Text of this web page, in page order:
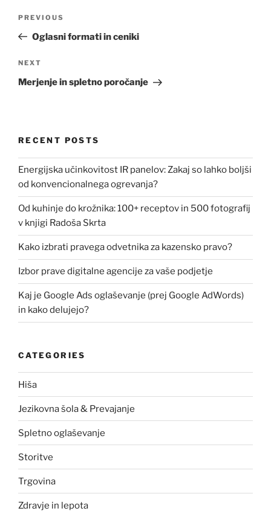
Previous
Post
PREVIOUS
Oglasni formati in ceniki
Next
Post
NEXT
Merjenje in spletno poročanje
RECENT POSTS
Energijska učinkovitost IR panelov: Zakaj so lahko boljši
od konvencionalnega ogrevanja?
Od kuhinje do krožnika: 100+ receptov in 500 fotografij
v knjigi Radoša Skrta
Kako izbrati pravega odvetnika za kazensko pravo?
Izbor prave digitalne agencije za vaše podjetje
Kaj je Google Ads oglaševanje (prej Google AdWords)
in kako delujejo?
CATEGORIES
Hiša
Jezikovna šola & Prevajanje
Spletno oglaševanje
Storitve
Trgovina
Zdravje in lepota